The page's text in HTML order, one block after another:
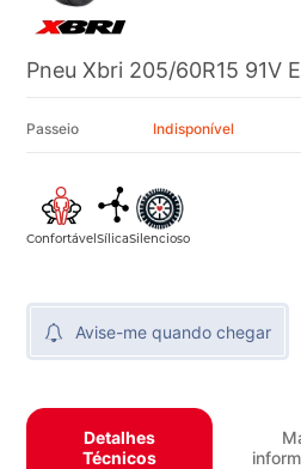
Pneu Xbri 205/60R15 91V
Passeio Indisponível
Avise-me quando chegar
Detalhes
Técnicos